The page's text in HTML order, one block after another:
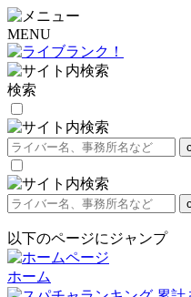
MENU
検索
以下のページにジャンプ
ホーム